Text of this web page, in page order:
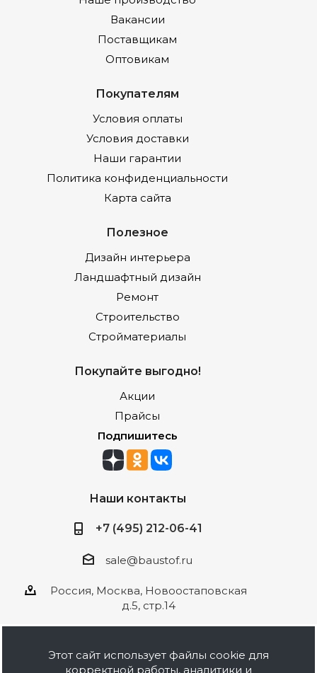
Вакансии
Поставщикам
Оптовикам
Покупателям
Условия оплаты
Условия доставки
Наши гарантии
Политика конфиденциальности
Карта сайта
Полезное
Дизайн интерьера
Ландшафтный дизайн
Ремонт
Строительство
Стройматериалы
Покупайте выгодно!
Акции
Прайсы
Подпишитесь
Наши контакты
+7 (495) 212-06-41
sale@baustof.ru
Россия, Москва, Новоостаповская
д.5, стр.14
Этот сайт использует файлы cookie для
корректной работы, аналитики и